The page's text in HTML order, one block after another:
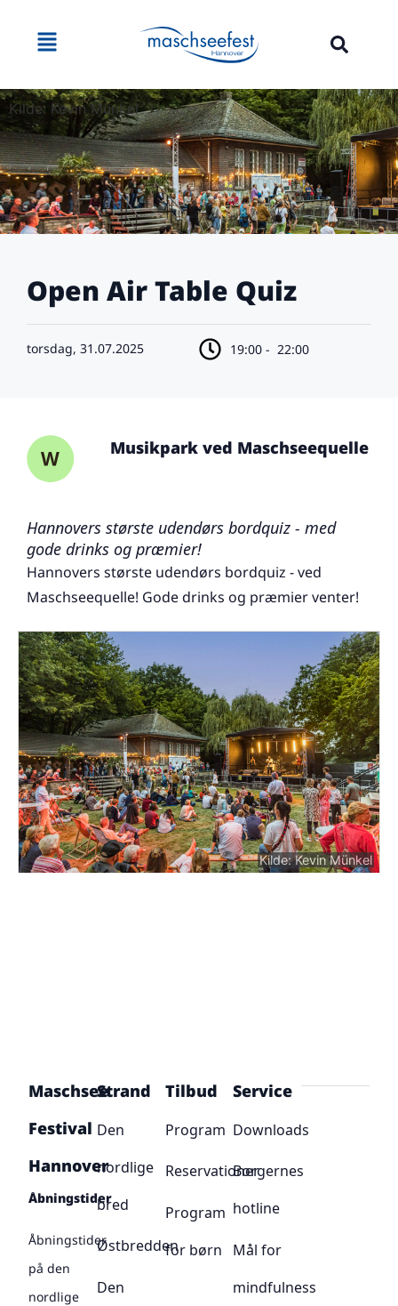
Kilde: Kevin Münkel
Open Air Table Quiz
torsdag, 31.07.2025 19:00 - 22:00
Musikpark ved Maschseequelle
Hannovers største udendørs bordquiz - med
gode drinks og præmier!
Hannovers største udendørs bordquiz - ved
Maschseequelle! Gode drinks og præmier venter!
Kilde: Kevin Münkel
Maschsee
Festival
Hannover
Åbningstider
Åbningstider
på den
nordlige
Strand
Den
nordlige
bred
Østbredden
Den
Tilbud
Program
Reservationer
Program
for børn
Service
Downloads
Borgernes
hotline
Mål for
mindfulness